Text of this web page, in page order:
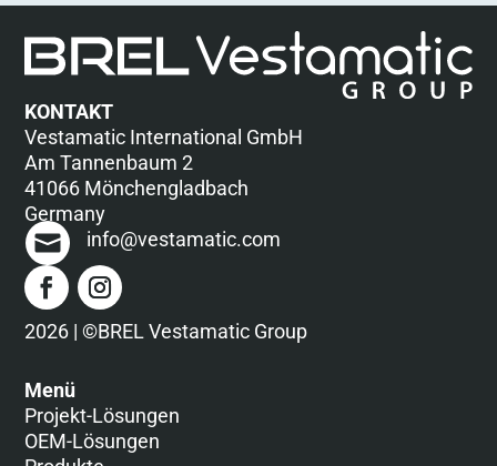
KONTAKT
Vestamatic International GmbH
Am Tannenbaum 2
41066 Mönchengladbach
Germany
info@vestamatic.com
2026 | ©BREL Vestamatic Group
Menü
Projekt-Lösungen
OEM-Lösungen